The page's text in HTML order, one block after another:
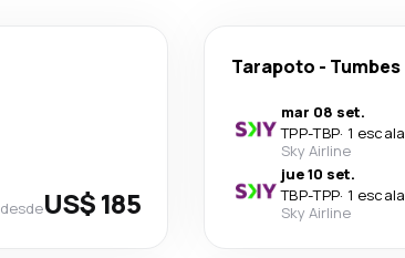
desdeUS$ 185
Tarapoto - Tumbes
mar 08 set.
TPP-TBP· 1 escala
Sky Airline
jue 10 set.
TBP-TPP· 1 escala
Sky Airline